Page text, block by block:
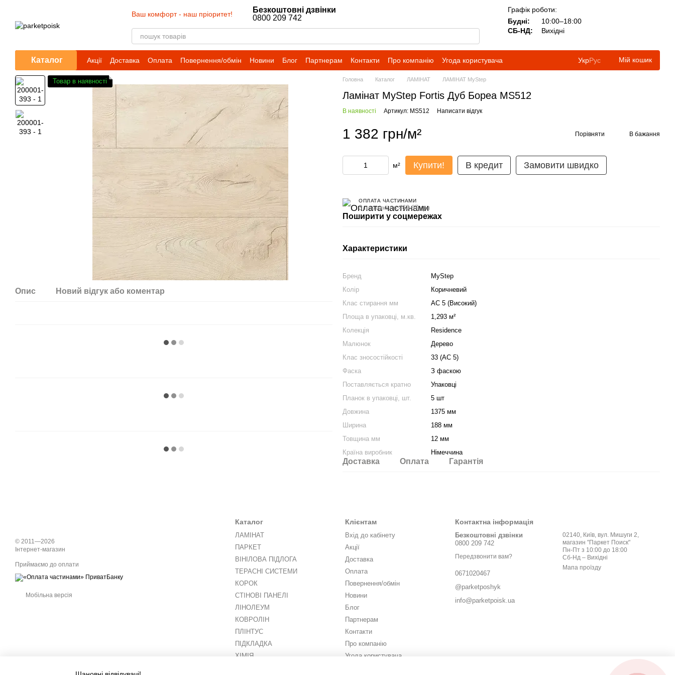
Ваш комфорт - наш пріоритет!
Безкоштовні дзвінки
0800 209 742
Графік роботи:
Будні:
10:00–18:00
СБ-НД:
Вихідні
Каталог Акції Доставка Оплата Повернення/обмін Новини Блог Партнерам Контакти Про компанію Угода користувача УкрРус Мій кошик
Товар в наявності
Опис Новий відгук або коментар
Головна Каталог ЛАМІНАТ ЛАМІНАТ MyStep
Ламінат MyStep Fortis Дуб Бореа MS512
В наявності Артикул: MS512 Написати відгук
1 382 грн/м² Порівняти В бажання
м² Купити! В кредит Замовити швидко
ОПЛАТА ЧАСТИНАМИ
3 платежі по 460.67 грн
Поширити у соцмережах
Характеристики
Бренд
MyStep
Колір
Коричневий
Клас стирання мм
АС 5 (Високий)
Площа в упаковці, м.кв.
1,293 м²
Колекція
Residence
Малюнок
Дерево
Клас зносостійкості
33 (АС 5)
Фаска
З фаскою
Поставляється кратно
Упаковці
Планок в упаковці, шт.
5 шт
Довжина
1375 мм
Ширина
188 мм
Товщина мм
12 мм
Країна виробник
Німеччина
Доставка Оплата Гарантія
© 2011—2026
Інтернет-магазин
Приймаємо до оплати
Мобільна версія
Каталог
ЛАМІНАТ
ПАРКЕТ
ВІНІЛОВА ПІДЛОГА
ТЕРАСНІ СИСТЕМИ
КОРОК
СТІНОВІ ПАНЕЛІ
ЛІНОЛЕУМ
КОВРОЛІН
ПЛІНТУС
ПІДКЛАДКА
ХІМІЯ
Клієнтам
Вхід до кабінету
Акції
Доставка
Оплата
Повернення/обмін
Новини
Блог
Партнерам
Контакти
Про компанію
Угода користувача
Контактна інформація
Безкоштовні дзвінки
0800 209 742
Передзвонити вам?
0671020467
@parketposhyk
info@parketpoisk.ua
02140, Київ, вул. Мишуги 2,
магазин "Паркет Поиск"
Пн-Пт з 10:00 до 18:00
Сб-Нд – Вихідні
Мапа проїзду